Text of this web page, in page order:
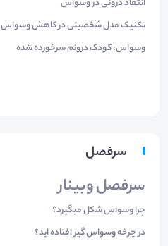
انتقاد درونی در وسواس
تکنیک مدل شخصیتی در کاهش وسواس
وسواس: کودک درونم سرخورده شده
سرفصل
سرفصل وبینار
چرا وسواس شکل میگیرد؟
در چرخه وسواس گیر افتاده اید؟